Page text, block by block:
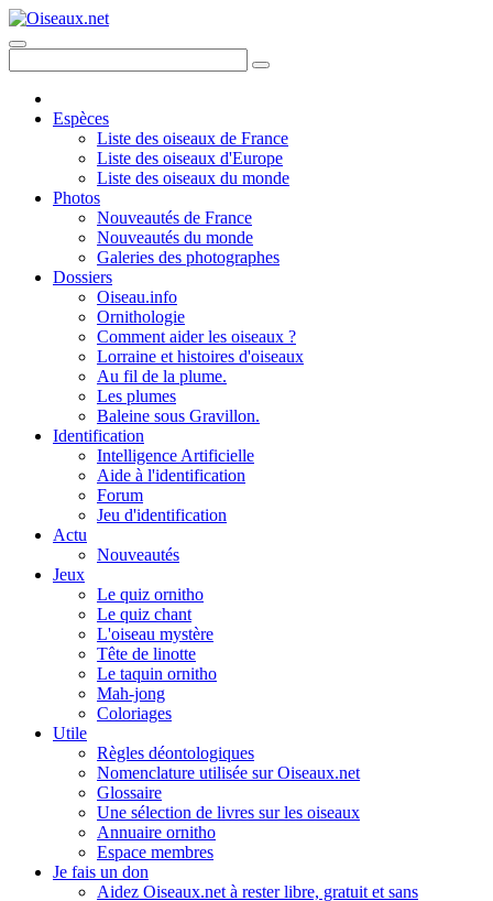
Espèces
Liste des oiseaux de France
Liste des oiseaux d'Europe
Liste des oiseaux du monde
Photos
Nouveautés de France
Nouveautés du monde
Galeries des photographes
Dossiers
Oiseau.info
Ornithologie
Comment aider les oiseaux ?
Lorraine et histoires d'oiseaux
Au fil de la plume.
Les plumes
Baleine sous Gravillon.
Identification
Intelligence Artificielle
Aide à l'identification
Forum
Jeu d'identification
Actu
Nouveautés
Jeux
Le quiz ornitho
Le quiz chant
L'oiseau mystère
Tête de linotte
Le taquin ornitho
Mah-jong
Coloriages
Utile
Règles déontologiques
Nomenclature utilisée sur Oiseaux.net
Glossaire
Une sélection de livres sur les oiseaux
Annuaire ornitho
Espace membres
Je fais un don
Aidez Oiseaux.net à rester libre, gratuit et sans